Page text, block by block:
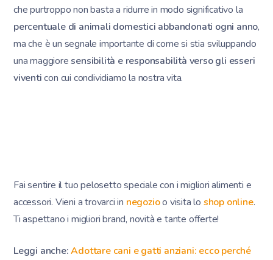
che purtroppo non basta a ridurre in modo significativo la
percentuale di animali domestici abbandonati ogni anno,
ma che è un segnale importante di come si stia sviluppando
una maggioresensibilità e responsabilità verso gli esseri
viventicon cui condividiamo la nostra vita.
Fai sentire il tuo pelosetto speciale con i migliori alimenti e
accessori. Vieni a trovarci in negozioo visita lo shop online.
Ti aspettano i migliori brand, novità e tante offerte!
Leggi anche:Adottare cani e gatti anziani: ecco perché